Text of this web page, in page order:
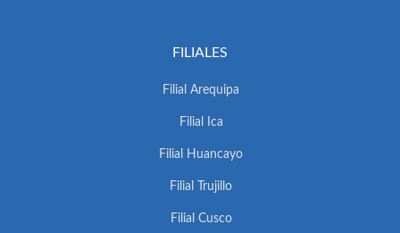
FILIALES
Filial Arequipa
Filial Ica
Filial Huancayo
Filial Trujillo
Filial Cusco